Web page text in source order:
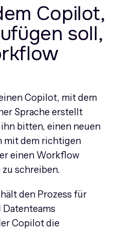
Copilot,
soll,
Copilot, mit dem
Sprache erstellt
bitten, einen neuen
mit dem richtigen
einen Workflow
zu schreiben.
den Prozess für
Copilot die